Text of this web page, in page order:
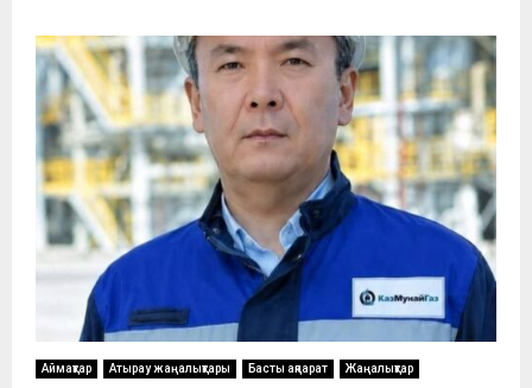
Аймақтар Атырау жаңалықтары Басты ақпарат Жаңалықтар